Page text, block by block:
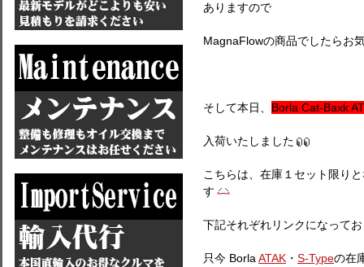
ありますので
MagnaFlowの商品でしたらお
そして本日、 Borla Cat-Baxk
入荷いたしました
こちらは、在庫１セット限り
す
下記それぞれリンクになって
只今 Borla ATAK ・ S-Typeの在